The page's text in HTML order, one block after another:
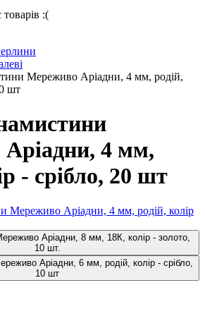
:(
Мереживо Аріадни, 4 мм, родій,
шт
4 мм,
- срібло, 20 шт
Аріадни, 8 мм, 18К, колір - золото,
10 шт.
Аріадни, 6 мм, родій, колір - срібло,
10 шт